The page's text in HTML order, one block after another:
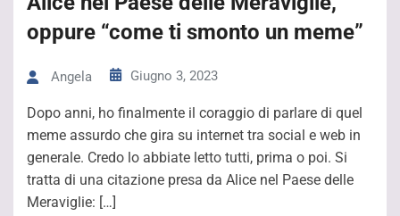
oppure “come ti smonto un meme”
Angela Giugno 3, 2023
Dopo anni, ho finalmente il coraggio di parlare di quel
meme assurdo che gira su internet tra social e web in
generale. Credo lo abbiate letto tutti, prima o poi. Si
tratta di una citazione presa da Alice nel Paese delle
Meraviglie: […]